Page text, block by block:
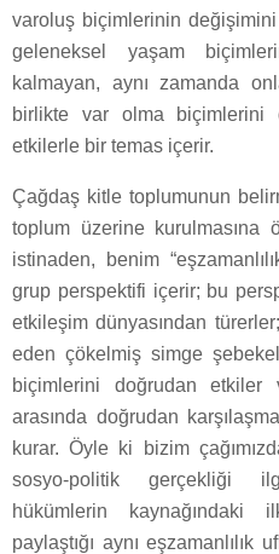
varoluş biçimlerinin değişimini
geleneksel yaşam
kalmayan, aynı zamanda
birlikte var olma biçimlerini
etkilerle bir temas içerir.
Çağdaş kitle toplumunun
toplum üzerine kurulmasına
istinaden, benim
grup perspektifi içerir; bu
etkileşim dünyasından
eden çökelmiş simge
biçimlerini doğrudan etkiler
arasında doğrudan
kurar. Öyle ki bizim
sosyo-politik gerçekliği
hükümlerin kaynağındaki
paylaştığı aynı